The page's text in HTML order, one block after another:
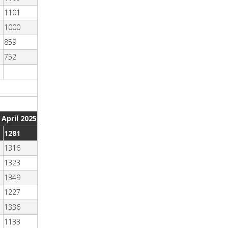
1101
1000
859
752
April 2025
1281
1316
1323
1349
1227
1336
1133